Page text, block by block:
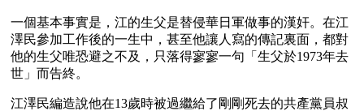
一個基本事實是，江的生父是替侵華日軍做事的漢奸。在江
澤民參加工作後的一生中，甚至他讓人寫的傳記裏面，都對
他的生父唯恐避之不及，只落得寥寥一句「生父於1973年去
世」而告終。
江澤民編造說他在13歲時被過繼給了剛剛死去的共產黨員叔